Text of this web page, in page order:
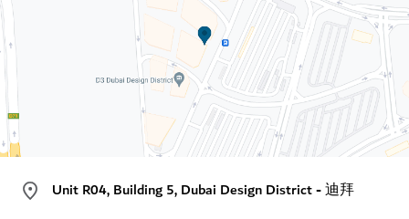
Unit R04, Building 5, Dubai Design District - 迪拜